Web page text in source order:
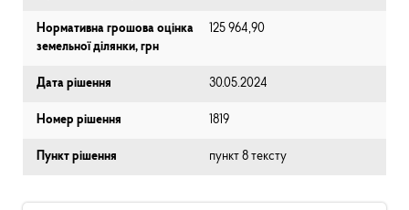
Нормативна грошова оцінка
земельної ділянки, грн
125 964,90
Дата рішення 30.05.2024
Номер рішення 1819
Пункт рішення пункт 8 тексту